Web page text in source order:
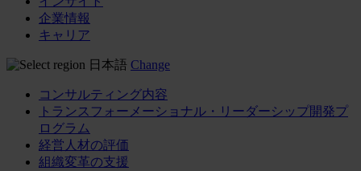
企業情報
キャリア
日本語 Change
コンサルティング内容
トランスフォーメーショナル・リーダーシップ開発プ
ログラム
経営人材の評価
組織変革の支援